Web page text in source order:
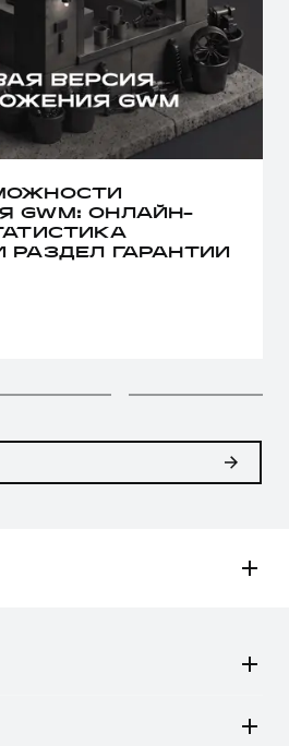
GWM: ОНЛАЙН-
РАЗДЕЛ ГАРАНТИИ